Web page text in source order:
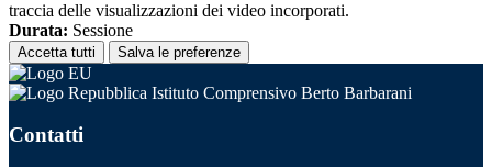
traccia delle visualizzazioni dei video incorporati.
Durata: Sessione
Accetta tutti Salva le preferenze
Istituto Comprensivo Berto Barbarani
Contatti